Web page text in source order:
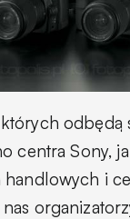
odbędą
centra Sony,
i